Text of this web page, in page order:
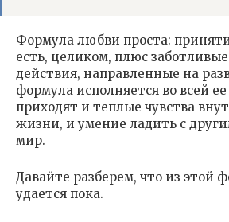
Формула любви проста:
есть, целиком, плюс
действия, направленные на
формула исполняется во всей
приходят и теплые чувства
жизни, и умение ладить с
мир.
Давайте разберем, что из этой
удается пока.